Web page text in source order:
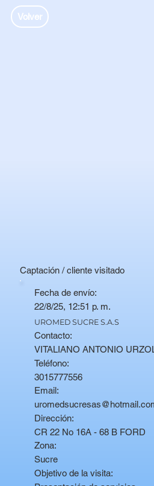
Volver
Captación / cliente visitado
Fecha de envío:
22/8/25, 12:51 p. m.
UROMED SUCRE S.A.S
Contacto:
VITALIANO ANTONIO
Teléfono:
3015777556
Email:
Dirección:
CR 22 No 16A - 68 B FORD
Zona:
Sucre
Objetivo de la visita: